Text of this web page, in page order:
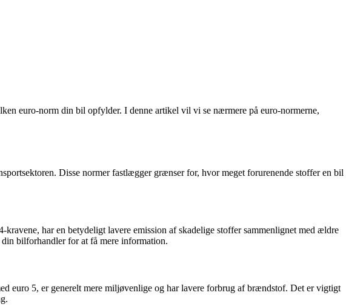
euro-norm din bil opfylder. I denne artikel vil vi se nærmere på euro-normerne,
Disse normer fastlægger grænser for, hvor meget forurenende stoffer en bil
har en betydeligt lavere emission af skadelige stoffer sammenlignet med ældre
bilforhandler for at få mere information.
euro 5, er generelt mere miljøvenlige og har lavere forbrug af brændstof. Det er vigtigt